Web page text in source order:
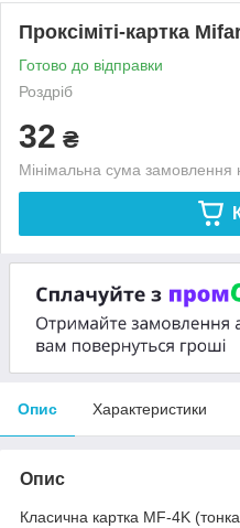
Проксіміті-картка
Готово до відправки
Роздріб
32 ₴
Мінімальна сума замовлення
Опис Характеристики
Опис
Класична картка MF-4K